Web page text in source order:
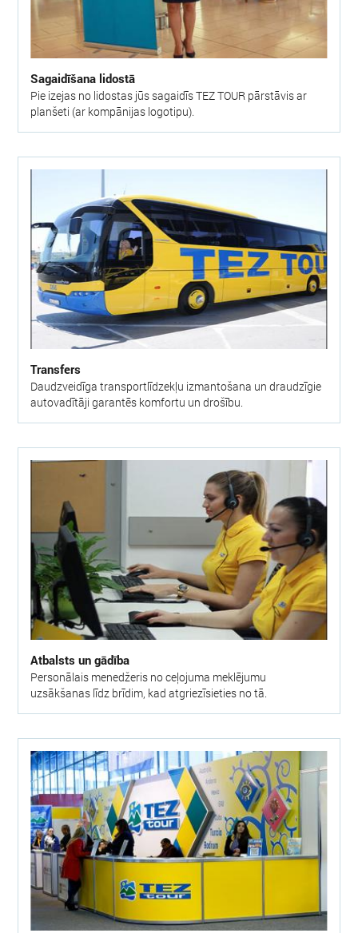
Sagaidīšana lidostā
Pie izejas no lidostas jūs sagaidīs TEZ TOUR pārstāvis ar
planšeti (ar kompānijas logotipu).
Transfers
Daudzveidīga transportlīdzekļu izmantošana un draudzīgie
autovadītāji garantēs komfortu un drošību.
Atbalsts un gādība
Personālais menedžeris no ceļojuma meklējumu
uzsākšanas līdz brīdim, kad atgriezīsieties no tā.